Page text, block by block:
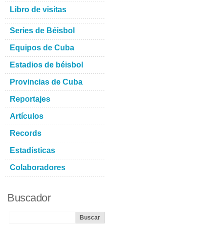
Libro de visitas
Series de Béisbol
Equipos de Cuba
Estadios de béisbol
Provincias de Cuba
Reportajes
Artículos
Records
Estadísticas
Colaboradores
Buscador